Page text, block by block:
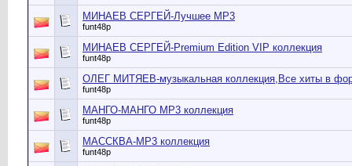
МИНАЕВ СЕРГЕЙ-Лучшее МР3
funt48p
МИНАЕВ СЕРГЕЙ-Premium Edition VIP коллекция
funt48p
ОЛЕГ МИТЯЕВ-музыкальная коллекция,Все хиты в
funt48p
МАНГО-МАНГО МР3 коллекция
funt48p
МАССКВА-МР3 коллекция
funt48p